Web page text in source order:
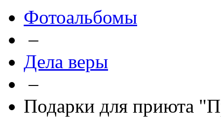
Фотоальбомы
–
Дела веры
–
Подарки для приюта